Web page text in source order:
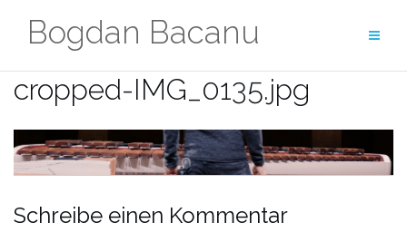
Inhalt
springen
Bogdan Bacanu
cropped-IMG_0135.jpg
Schreibe einen Kommentar